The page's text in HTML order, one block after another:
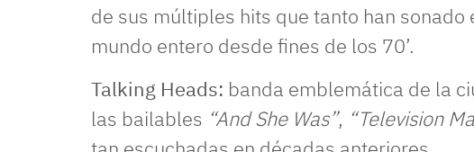
de sus múltiples hits que tanto han sonado
mundo entero desde fines de los 70’.
Talking Heads: banda emblemática de la
las bailables “And She Was”, “Television